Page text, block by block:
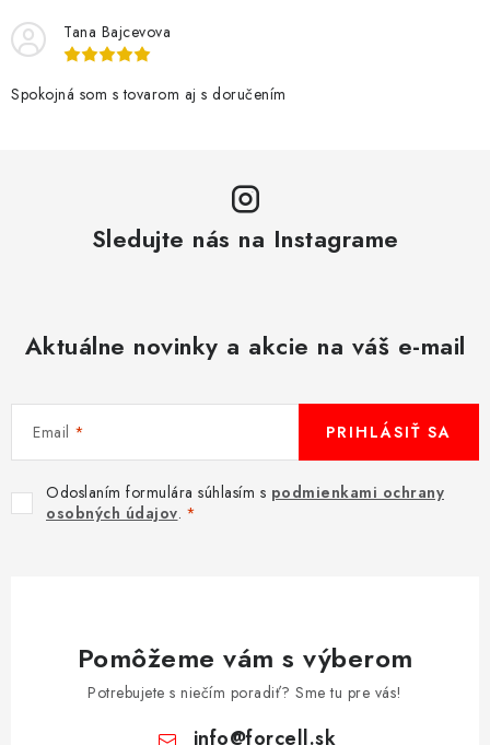
Tana Bajcevova
Spokojná som s tovarom aj s doručením
Sledujte nás na Instagrame
Aktuálne novinky a akcie na váš e-mail
Email
Odoslaním formulára súhlasím s podmienkami ochrany
osobných údajov.
PRIHLÁSIŤ SA
Pomôžeme vám s výberom
Potrebujete s niečím poradiť? Sme tu pre vás!
info@forcell.sk